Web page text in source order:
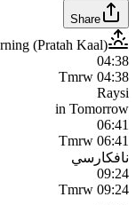
Share
(Pratah Kaal)
04:38
Tmrw 04:38
Raysi
in Tomorrow
06:41
Tmrw 06:41
نافكارسي
09:24
Tmrw 09:24